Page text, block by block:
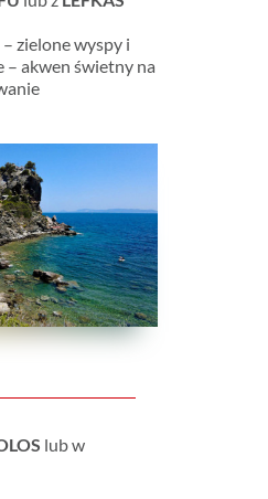
– zielone wyspy i
– akwen świetny na
lub w